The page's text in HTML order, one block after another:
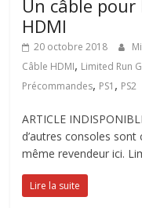
Un câble pour
HDMI
20 octobre 2018
Câble HDMI, Limited Run
Précommandes, PS1 , PS2
ARTICLE
d’autres consoles
même revendeur ici.
Lire la suite